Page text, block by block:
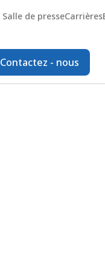
Salle de presseCarrières
Contactez - nous